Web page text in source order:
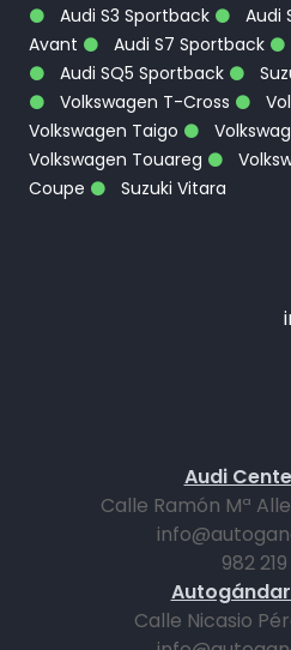
Audi S3 Sportback
Audi
Avant
Audi S7 Sportback
Audi SQ5 Sportback
Volkswagen T-Cross
Volkswagen Taigo
Volkswagen Touareg
Coupe
Suzuki Vitara
Audi
Calle Ramón Mª
982 219
Calle Nicasio